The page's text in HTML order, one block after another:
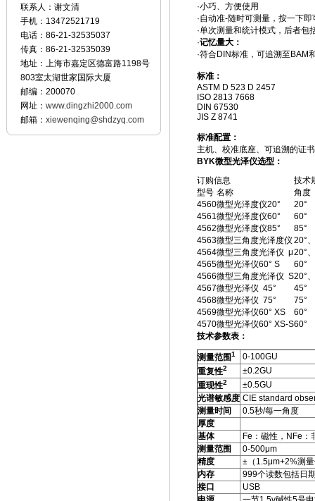
联系人：谢文清
手机：13472521719
电话：86-21-32535037
传真：86-21-32535039
地址：上海市嘉定区德富路1198号
803室太湖世家国际大厦
邮编：200070
网址： www.dingzhi2000.com
邮箱： xiewenqing@shdzyq.com
·小巧、方便使用
·自动准-随时可测量，按一下
·单次测量和统计模式，后者包
·记忆量大：
·符合DIN标准，可追溯至BAM
标准：
ASTM D 523 D 2457
ISO 2813 7668
DIN 67530
JIS Z 8741
标准配置：
主机、校准底座、可追溯的证
BYK微型光泽仪选型：
订购信息
技术
型号 名称
角度
4560微型光泽度仪20°
20°
4561微型光泽度仪60°
60°
4562微型光泽度仪85°
85°
4563微型三角度光泽度仪 20°
4564微型三角度光泽仪 μ20°
4565微型光泽仪60° S
60°
4566微型三角度光泽仪 S20°
4567微型光泽仪 45°
45°
4568微型光泽仪 75°
75°
4569微型光泽仪60° XS
60°
4570微型光泽仪60° XS-S60°
技术参数表：
测量范围1
0-100GU
重复性2
±0.2GU
重现性2
±0.5GU
光谱敏感度 CIE standard
测量时间
0.5秒/每一角度
厚度
基体
Fe：磁性，NFe：
测量范围
0-500μm
精度
±（1.5μm+2%测
内存
999个读数包括日
接口
USB